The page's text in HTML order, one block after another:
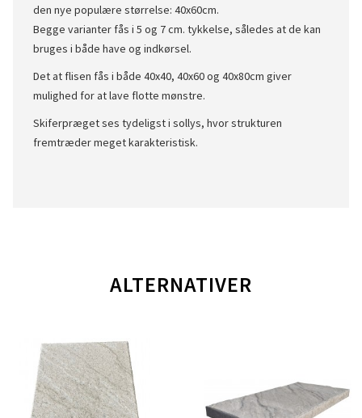
den nye populære størrelse: 40x60cm.
Begge varianter fås i 5 og 7 cm. tykkelse, således at de kan
bruges i både have og indkørsel.
Det at flisen fås i både 40x40, 40x60 og 40x80cm giver
mulighed for at lave flotte mønstre.
Skiferpræget ses tydeligst i sollys, hvor strukturen
fremtræder meget karakteristisk.
ALTERNATIVER